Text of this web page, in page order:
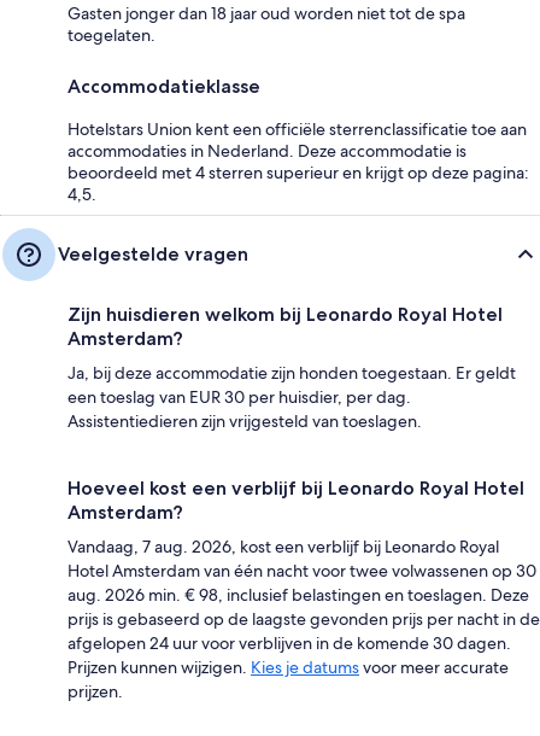
Gasten jonger dan 18 jaar oud worden niet tot de spa
toegelaten.
Accommodatieklasse
Hotelstars Union kent een officiële sterrenclassificatie toe aan
accommodaties in Nederland. Deze accommodatie is
beoordeeld met 4 sterren superieur en krijgt op deze pagina:
4,5.
Veelgestelde vragen
Zijn huisdieren welkom bij Leonardo Royal Hotel
Amsterdam?
Ja, bij deze accommodatie zijn honden toegestaan. Er geldt
een toeslag van EUR 30 per huisdier, per dag.
Assistentiedieren zijn vrijgesteld van toeslagen.
Hoeveel kost een verblijf bij Leonardo Royal Hotel
Amsterdam?
Vandaag, 7 aug. 2026, kost een verblijf bij Leonardo Royal
Hotel Amsterdam van één nacht voor twee volwassenen op 30
aug. 2026 min. € 98, inclusief belastingen en toeslagen. Deze
prijs is gebaseerd op de laagste gevonden prijs per nacht in de
afgelopen 24 uur voor verblijven in de komende 30 dagen.
Prijzen kunnen wijzigen. Kies je datumsvoor meer accurate
prijzen.